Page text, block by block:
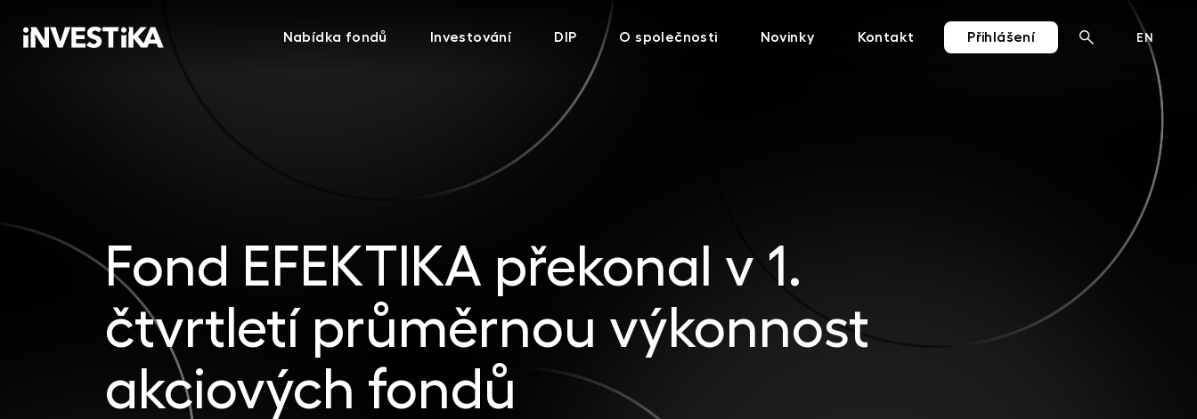
Nabídka fondů Investování DIP O společnosti Novinky Kontakt Přihlášení CZ
EN
Fond EFEKTIKA překonal v 1.
čtvrtletí průměrnou výkonnost
akciových fondů